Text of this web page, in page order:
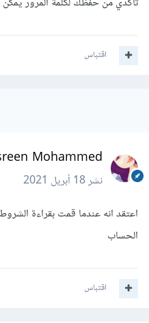
اقتباس
Mohammed
نشر18 أبريل 2021
اعتقد انه عندما قمت بقراءة
الحساب
اقتباس